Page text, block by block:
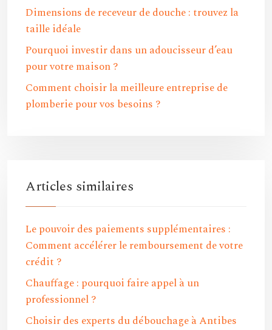
Dimensions de receveur de douche : trouvez la
taille idéale
Pourquoi investir dans un adoucisseur d’eau
pour votre maison ?
Comment choisir la meilleure entreprise de
plomberie pour vos besoins ?
Articles similaires
Le pouvoir des paiements supplémentaires :
Comment accélérer le remboursement de votre
crédit ?
Chauffage : pourquoi faire appel à un
professionnel ?
Choisir des experts du débouchage à Antibes